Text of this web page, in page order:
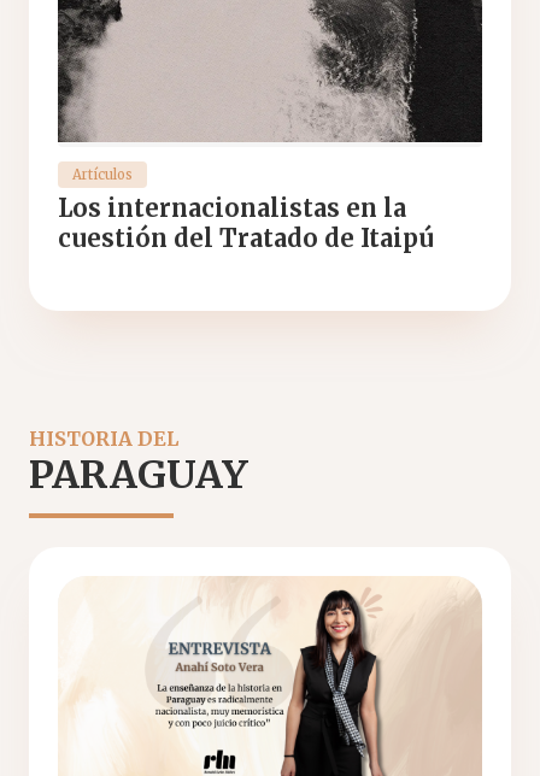
Artículos
Los internacionalistas en la
cuestión del Tratado de Itaipú
HISTORIA DEL
PARAGUAY